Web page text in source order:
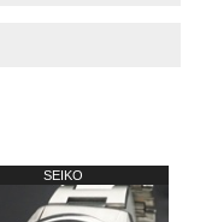
SEIKO